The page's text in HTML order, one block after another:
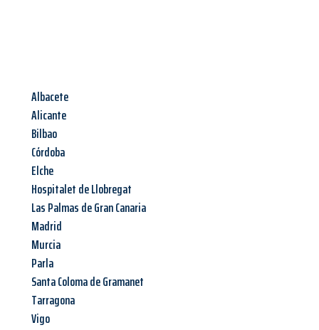
Albacete
Alicante
Bilbao
Córdoba
Elche
Hospitalet de Llobregat
Las Palmas de Gran Canaria
Madrid
Murcia
Parla
Santa Coloma de Gramanet
Tarragona
Vigo